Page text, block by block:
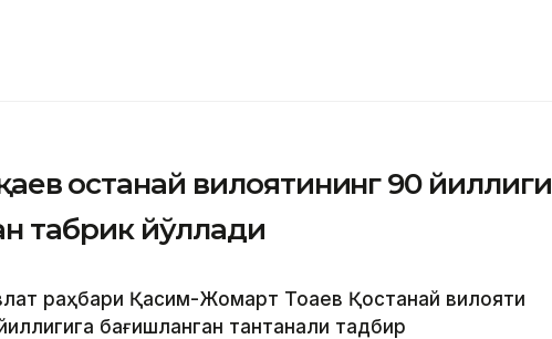
Қостанай вилоятининг 90 йиллиги
табрик йўллади
раҳбари Қасим-Жомарт Тоқаев Қостанай вилояти
бағишланган тантанали тадбир